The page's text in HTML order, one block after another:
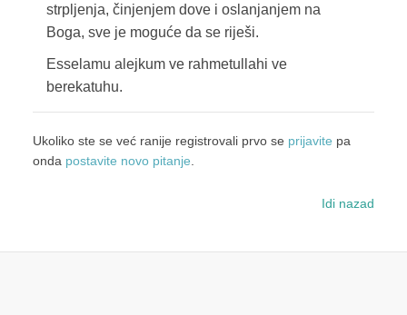
strpljenja, činjenjem dove i oslanjanjem na
Boga, sve je moguće da se riješi.
Esselamu alejkum ve rahmetullahi ve
berekatuhu.
Ukoliko ste se već ranije registrovali prvo se prijavite pa
onda postavite novo pitanje.
Idi nazad